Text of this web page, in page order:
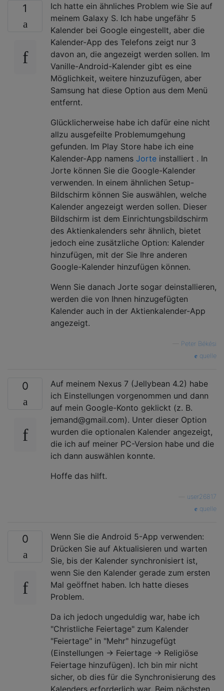
1
Ich hatte ein ähnliches Problem wie Sie auf
meinem Galaxy S. Ich habe ungefähr 5
Kalender bei Google eingestellt, aber die
Kalender-App des Telefons zeigt nur 3
davon an, die angezeigt werden sollen. Im
Vanille-Android-Kalender gibt es eine
Möglichkeit, weitere hinzuzufügen, aber
Samsung hat diese Option aus dem Menü
entfernt.
Glücklicherweise habe ich dafür eine nicht
allzu ausgefeilte Problemumgehung
gefunden. Im Play Store habe ich eine
Kalender-App namens Jorte installiert . In
Jorte können Sie die Google-Kalender
verwenden. In einem ähnlichen Setup-
Bildschirm können Sie auswählen, welche
Kalender angezeigt werden sollen. Dieser
Bildschirm ist dem Einrichtungsbildschirm
des Aktienkalenders sehr ähnlich, bietet
jedoch eine zusätzliche Option: Kalender
hinzufügen, mit der Sie Ihre anderen
Google-Kalender hinzufügen können.
Wenn Sie danach Jorte sogar deinstallieren,
werden die von Ihnen hinzugefügten
Kalender auch in der Aktienkalender-App
angezeigt.
Peter Békési
quelle
0
Auf meinem Nexus 7 (Jellybean 4.2) habe
ich Einstellungen vorgenommen und dann
auf mein Google-Konto geklickt (z. B.
jemand@gmail.com). Unter dieser Option
wurden die optionalen Kalender angezeigt,
die ich auf meiner PC-Version habe und die
ich dann auswählen konnte.
Hoffe das hilft.
user26817
quelle
0
Wenn Sie die Android 5-App verwenden:
Drücken Sie auf Aktualisieren und warten
Sie, bis der Kalender synchronisiert ist,
wenn Sie den Kalender gerade zum ersten
Mal geöffnet haben. Ich hatte dieses
Problem.
Da ich jedoch ungeduldig war, habe ich
"Christliche Feiertage" zum Kalender
"Feiertage" in "Mehr" hinzugefügt
(Einstellungen -> Feiertage -> Religiöse
Feiertage hinzufügen). Ich bin mir nicht
sicher, ob dies für die Synchronisierung des
Kalenders erforderlich war. Beim nächsten